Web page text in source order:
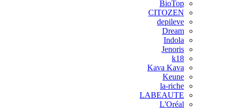
BioTop
CITOZEN
depileve
Dream
Indola
Jenoris
k18
Kava Kava
Keune
la-riche
LABEAUTE
L'Oréal